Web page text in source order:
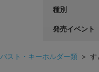
種別
発売イベント
スト・キーホルダー類 > す